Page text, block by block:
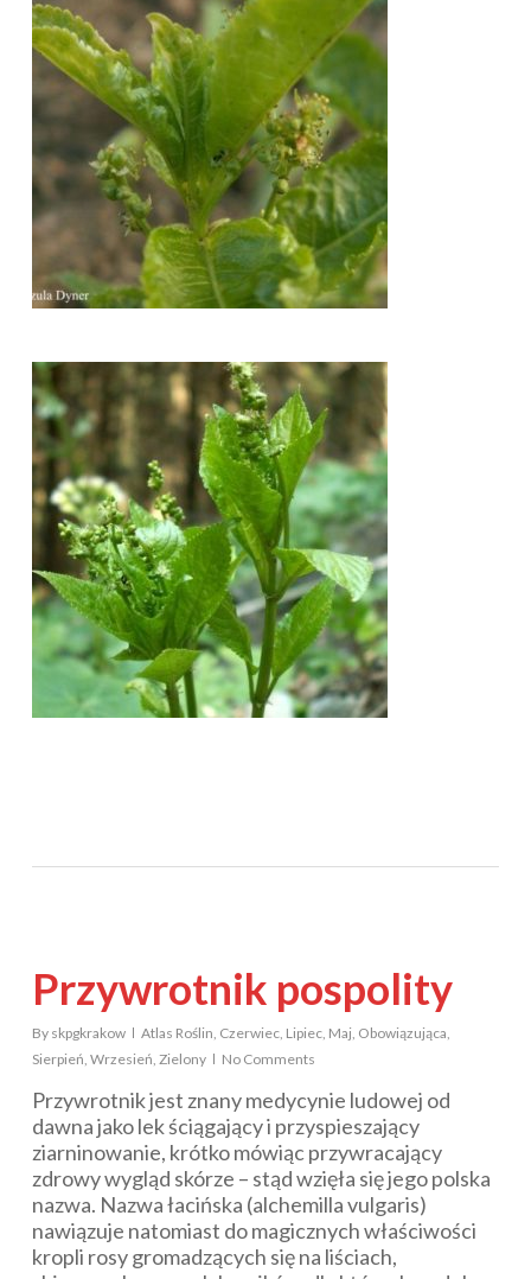
Przywrotnik pospolity
By skpgkrakow Atlas Roślin Czerwiec, Lipiec, Maj Obowiązująca
Sierpień Wrzesień Zielony No Comments
Przywrotnik jest znany medycynie ludowej od
dawna jako lek ściągający i przyspieszający
ziarninowanie, krótko mówiąc przywracający
zdrowy wygląd skórze – stąd wzięła się jego polska
nazwa. Nazwa łacińska (alchemilla vulgaris)
nawiązuje natomiast do magicznych właściwości
kropli rosy gromadzących się na liściach,